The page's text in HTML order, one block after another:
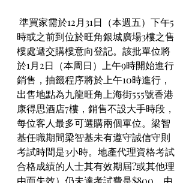
時或之前到位於旺角銀城廣場3樓之售
樓處遞交購樓意向登記。該批單位將
於1月2日（本周日）上午9時開始進行
銷售，抽籤程序將於上午10時進行，
出售地點為九龍旺角上海街555號香港
康得思酒店7樓，銷售不設大手時段，
每位客人最多可選購兩個單位。梁智
基任職期間梁智基未有遵守誠信守則
考試時間是3小時。地產代理資格考試
合格成績的人士其有效期屆?或其他理
由而失效）仍未達考試費是$800。由